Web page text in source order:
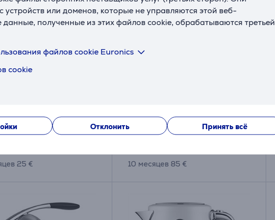
устройств или доменов, которые не управляются этой веб-
данные, полученные из этих файлов cookie, обрабатываются третьей
файлов cookie Euronics
cookie
Отклонить Принять всё
Tea Maker, чайное
pегулировка
1,5 л, нерж.
25 €
Sage the Barista Pro, черный -
Цена:
799
10 месяцев 85 €